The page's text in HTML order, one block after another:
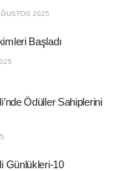
2025
Başladı
Ödüller Sahiplerini
Günlükleri-10